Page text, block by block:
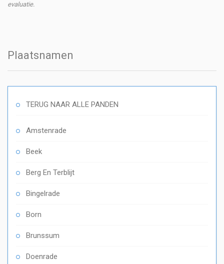
evaluatie.
Plaatsnamen
TERUG NAAR ALLE PANDEN
Amstenrade
Beek
Berg En Terblijt
Bingelrade
Born
Brunssum
Doenrade